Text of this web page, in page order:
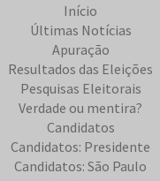
Início
Últimas Notícias
Apuração
Resultados das Eleições
Pesquisas Eleitorais
Verdade ou mentira?
Candidatos
Candidatos: Presidente
Candidatos: São Paulo